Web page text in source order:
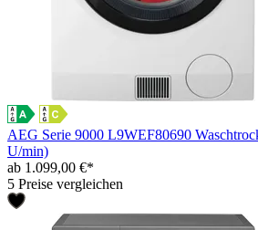
AEG Serie 9000 L9WEF80690
U/min)
ab 1.099,00 €*
5 Preise vergleichen